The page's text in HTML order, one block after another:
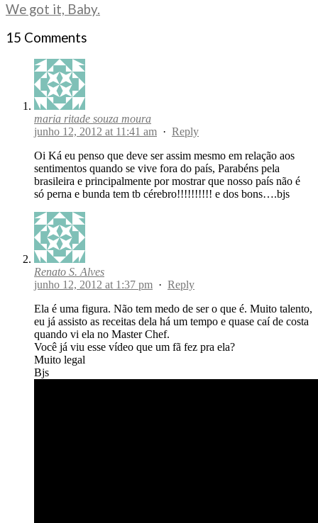
We got it, Baby.
15 Comments
maria ritade souza moura
junho 12, 2012 at 11:41 am · Reply
Oi Ká eu penso que deve ser assim mesmo em relação aos
sentimentos quando se vive fora do país, Parabéns pela
brasileira e principalmente por mostrar que nosso país não é
só perna e bunda tem tb cérebro!!!!!!!!!! e dos bons….bjs
Renato S. Alves
junho 12, 2012 at 1:37 pm · Reply
Ela é uma figura. Não tem medo de ser o que é. Muito talento,
eu já assisto as receitas dela há um tempo e quase caí de costa
quando vi ela no Master Chef.
Você já viu esse vídeo que um fã fez pra ela?
Muito legal
Bjs